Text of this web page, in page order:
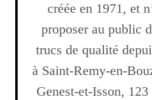
créée en 1971, et
proposer au public
trucs de qualité
à Saint-Remy-en-
Genest-et-Isson,